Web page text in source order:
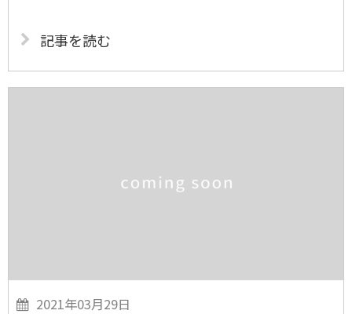
記事を読む
2021年03月29日